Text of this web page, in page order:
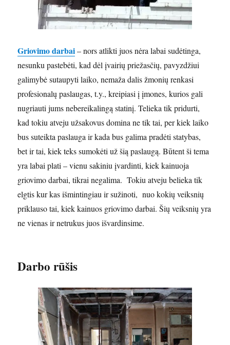
Griovimo darbai– nors atlikti juos nėra labai sudėtinga,
nesunku pastebėti, kad dėl įvairių priežasčių, pavyzdžiui
galimybė sutaupyti laiko, nemaža dalis žmonių renkasi
profesionalų paslaugas, t.y., kreipiasi į įmones, kurios gali
nugriauti jums nebereikalingą statinį. Telieka tik pridurti,
kad tokiu atveju užsakovus domina ne tik tai, per kiek laiko
bus suteikta paslauga ir kada bus galima pradėti statybas,
bet ir tai, kiek teks sumokėti už šią paslaugą. Būtent ši tema
yra labai plati – vienu sakiniu įvardinti, kiek kainuoja
griovimo darbai, tikrai negalima. Tokiu atveju belieka tik
elgtis kur kas išmintingiau ir sužinoti, nuo kokių veiksnių
priklauso tai, kiek kainuos griovimo darbai. Šių veiksnių yra
ne vienas ir netrukus juos išvardinsime.
Darbo rūšis